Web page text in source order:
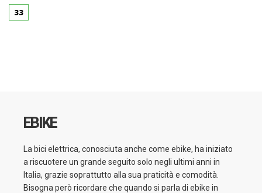
33
EBIKE
La bici elettrica, conosciuta anche come ebike, ha iniziato
a riscuotere un grande seguito solo negli ultimi anni in
Italia, grazie soprattutto alla sua praticità e comodità.
Bisogna però ricordare che quando si parla di ebike in